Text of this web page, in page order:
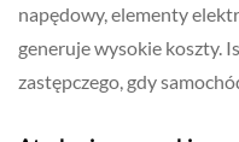
napędowy, elementy
generuje wysokie koszty.
zastępczego, gdy